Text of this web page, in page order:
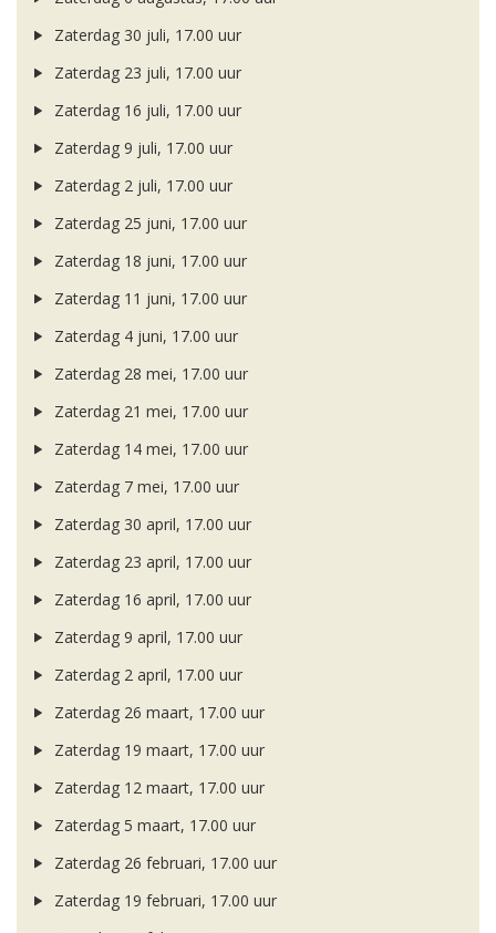
Zaterdag 30 juli, 17.00 uur
Zaterdag 23 juli, 17.00 uur
Zaterdag 16 juli, 17.00 uur
Zaterdag 9 juli, 17.00 uur
Zaterdag 2 juli, 17.00 uur
Zaterdag 25 juni, 17.00 uur
Zaterdag 18 juni, 17.00 uur
Zaterdag 11 juni, 17.00 uur
Zaterdag 4 juni, 17.00 uur
Zaterdag 28 mei, 17.00 uur
Zaterdag 21 mei, 17.00 uur
Zaterdag 14 mei, 17.00 uur
Zaterdag 7 mei, 17.00 uur
Zaterdag 30 april, 17.00 uur
Zaterdag 23 april, 17.00 uur
Zaterdag 16 april, 17.00 uur
Zaterdag 9 april, 17.00 uur
Zaterdag 2 april, 17.00 uur
Zaterdag 26 maart, 17.00 uur
Zaterdag 19 maart, 17.00 uur
Zaterdag 12 maart, 17.00 uur
Zaterdag 5 maart, 17.00 uur
Zaterdag 26 februari, 17.00 uur
Zaterdag 19 februari, 17.00 uur